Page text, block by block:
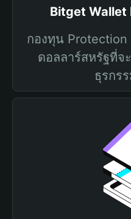
Bitget Wallet
กองทุน
ดอลลาร์สหรัฐที่จ
ธุรกร